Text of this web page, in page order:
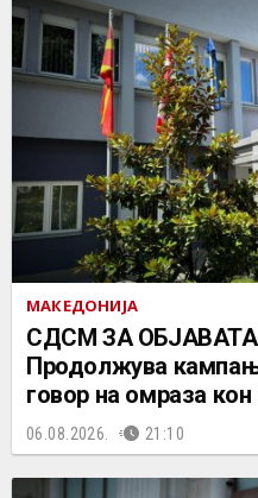
МАКЕДОНИЈА
СДСМ ЗА
Продолжува
говор на омраза
06.08.2026. 21:10